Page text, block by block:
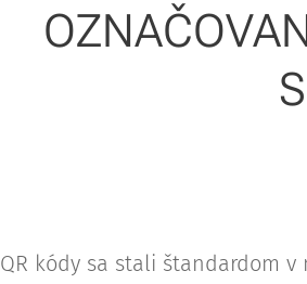
QR kódy sa stali štandardom